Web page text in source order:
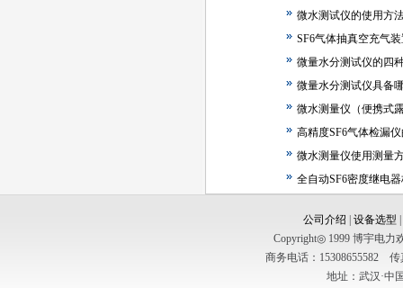
微水测试仪的使用方
SF6气体抽真空充气
微量水分测试仪的四
微量水分测试仪具备
微水测量仪（便携式
高精度SF6气体检漏
微水测量仪使用测量
全自动SF6密度继电
公司介绍 设备选型
Copyright◎ 1999 博宇电力
商务电话：15308655582 传
地址：武汉·中